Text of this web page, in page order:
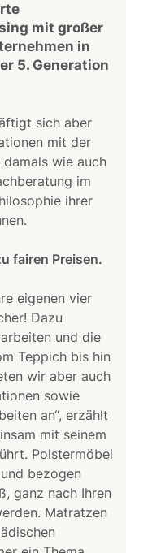
mit großer
in
5. Generation
sich aber
mit der
wie auch
im
ihrer
fairen Preisen.
eigenen vier
Dazu
und die
Teppich bis hin
wir aber auch
sowie
an“, erzählt
mit seinem
Polstermöbel
bezogen
ganz nach Ihren
Matratzen